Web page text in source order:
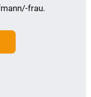
frau.